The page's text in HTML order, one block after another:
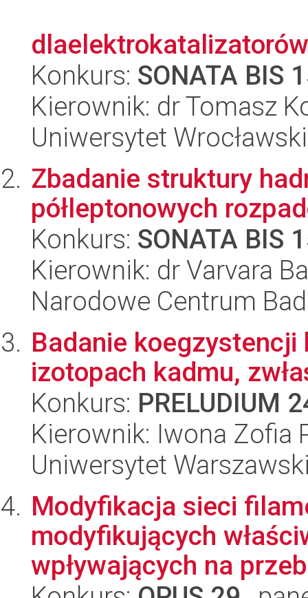
Konkurs: SONATA BIS
Kierownik: dr Tomasz
Uniwersytet Wrocławski
Zbadanie struktury
półleptonowych
Konkurs: SONATA BIS
Kierownik: dr Varvara
Narodowe Centrum
Badanie
izotopach kadmu,
Konkurs: PRELUDIUM
Kierownik: Iwona Zofia
Uniwersytet
Modyfikacja sieci
modyfikujących
wpływających na